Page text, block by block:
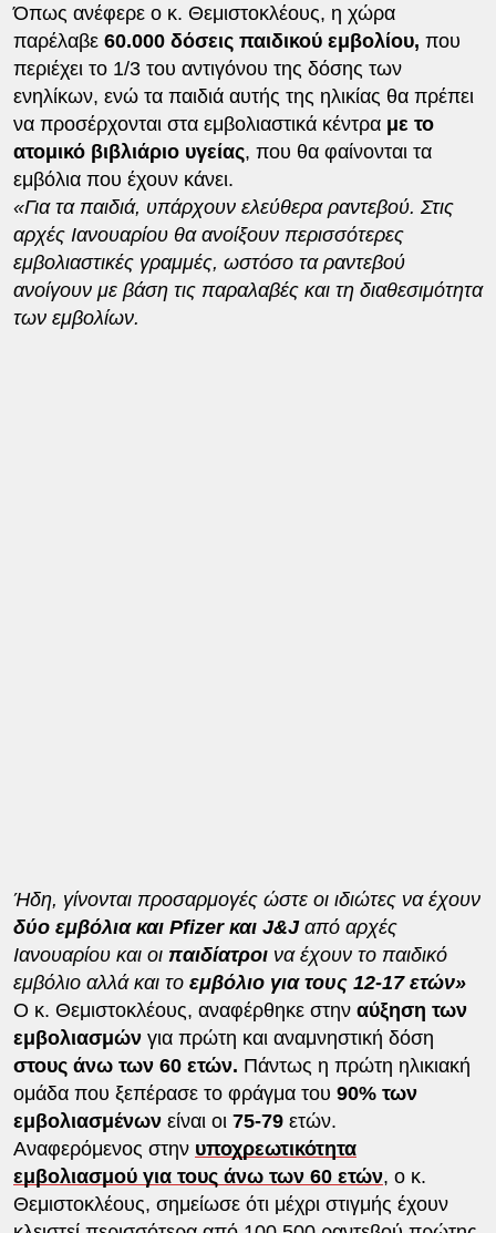
Όπως ανέφερε ο κ. Θεμιστοκλέους, η χώρα
παρέλαβε 60.000 δόσεις παιδικού εμβολίου, που
περιέχει το 1/3 του αντιγόνου της δόσης των
ενηλίκων, ενώ τα παιδιά αυτής της ηλικίας θα πρέπει
να προσέρχονται στα εμβολιαστικά κέντρα με το
ατομικό βιβλιάριο υγείας, που θα φαίνονται τα
εμβόλια που έχουν κάνει.
«Για τα παιδιά, υπάρχουν ελεύθερα ραντεβού. Στις
αρχές Ιανουαρίου θα ανοίξουν περισσότερες
εμβολιαστικές γραμμές, ωστόσο τα ραντεβού
ανοίγουν με βάση τις παραλαβές και τη διαθεσιμότητα
των εμβολίων.
Ήδη, γίνονται προσαρμογές ώστε οι ιδιώτες να έχουν
δύο εμβόλια και Pfizer και J&Jαπό αρχές
Ιανουαρίου και οι παιδίατροι να έχουν το παιδικό
εμβόλιο αλλά και το εμβόλιο για τους 12-17 ετών»
Ο κ. Θεμιστοκλέους, αναφέρθηκε στην αύξηση των
εμβολιασμώνγια πρώτη και αναμνηστική δόση
στους άνω των 60 ετών. Πάντως η πρώτη ηλικιακή
ομάδα που ξεπέρασε το φράγμα του 90% των
εμβολιασμένωνείναι οι75-79ετών.
Αναφερόμενος στην υποχρεωτικότητα
εμβολιασμού για τους άνω των 60 ετών, ο κ.
Θεμιστοκλέους, σημείωσε ότι μέχρι στιγμής έχουν